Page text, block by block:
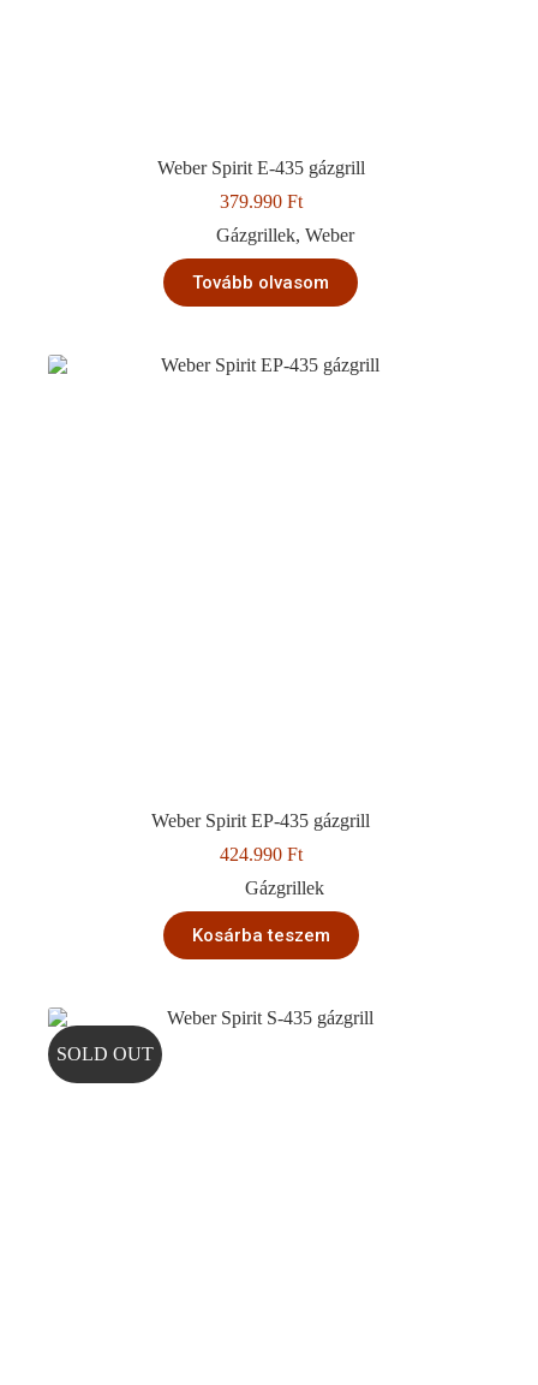
Weber Spirit E-435 gázgrill
379.990 Ft
Gázgrillek, Weber
Tovább olvasom
Weber Spirit EP-435 gázgrill
424.990 Ft
Gázgrillek
Kosárba teszem
SOLD OUT